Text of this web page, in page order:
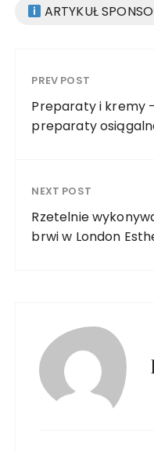
ARTYKUŁ
PREV POST
Preparaty i kremy
preparaty
NEXT POST
Rzetelnie
brwi w London